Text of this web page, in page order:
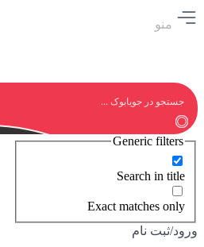
منو
Generic filters
Search in title
Exact matches only
ورود/ثبت نام